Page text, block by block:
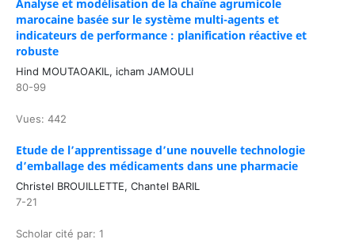
Analyse et modélisation de la chaîne agrumicole
marocaine basée sur le système multi-agents et
indicateurs de performance : planification réactive et
robuste
Hind MOUTAOAKIL, icham JAMOULI
80-99
Vues: 442
Etude de l’apprentissage d’une nouvelle technologie
d’emballage des médicaments dans une pharmacie
Christel BROUILLETTE, Chantel BARIL
7-21
Scholar cité par: 1